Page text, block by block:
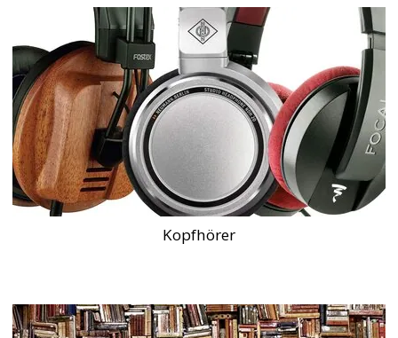
Kopfhörer